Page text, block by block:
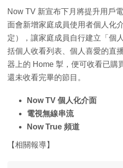
Now TV 新宣布下月將提升用戶
面會新增家庭成員使用者個人化
定），讓家庭成員自行建立「個
括個人收看列表、個人喜愛的直
器上的 Home 掣，便可收看已購
還未收看完畢的節目。
Now TV 個人化介面
電視無線串流
Now True 頻道
【相關報導】